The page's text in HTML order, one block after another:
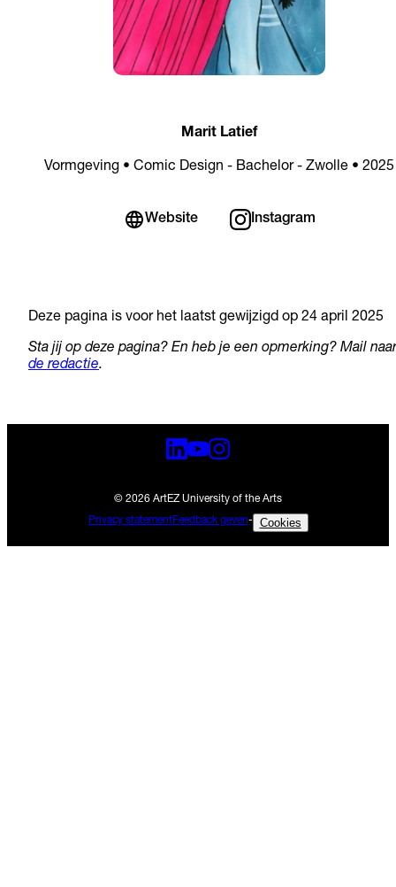
Marit Latief
Vormgeving • Comic Design - Bachelor - Zwolle • 2025
Website Instagram
Deze pagina is voor het laatst gewijzigd op 24 april 2025
Sta jij op deze pagina? En heb je een opmerking? Mail naar
de redactie.
© 2026 ArtEZ University of the Arts
Privacy statementFeedback geven- Cookies